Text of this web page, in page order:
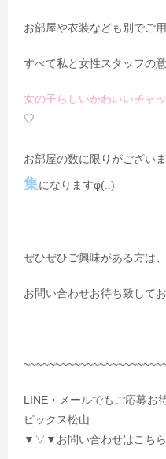
お部屋や衣装なども別でご
すべて私と女性スタッフの
女の子らしいかわいいチャ
♡
お部屋の数に限りがございま
集になりますφ(..)
ぜひぜひご興味がある方は
お問い合わせお待ち致して
LINE・メールでもご応募お
ピックス松山
▼▽▼お問い合わせはこち